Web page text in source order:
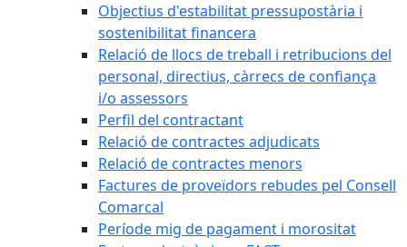
Objectius d'estabilitat pressupostària i
sostenibilitat financera
Relació de llocs de treball i retribucions del
personal, directius, càrrecs de confiança
i/o assessors
Perfil del contractant
Relació de contractes adjudicats
Relació de contractes menors
Factures de proveïdors rebudes pel Consell
Comarcal
Període mig de pagament i morositat